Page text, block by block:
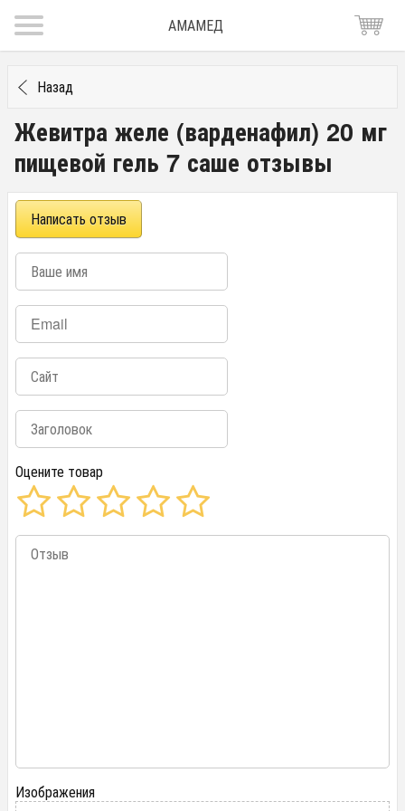
АМАМЕД
Назад
Жевитра желе (варденафил) 20 мг
пищевой гель 7 саше отзывы
Написать отзыв
Оцените товар
Изображения